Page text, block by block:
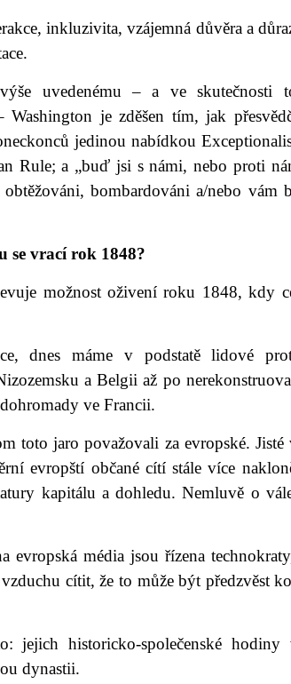
inkluzivita, vzájemná důvěra a
uvedenému – a ve skutečnosti
je zděšen tím, jak
jedinou nabídkou
Rule; a „buď jsi s námi, nebo proti
bombardováni a/nebo vám
se vrací rok 1848?
možnost oživení roku 1848, kdy
dnes máme v podstatě lidové
a Belgii až po
ve Francii.
toto jaro považovali za evropské. Jisté
evropští občané cítí stále více
kapitálu a dohledu. Nemluvě o
evropská média jsou řízena
cítit, že to může být předzvěst
jejich historicko-společenské
dynastii.